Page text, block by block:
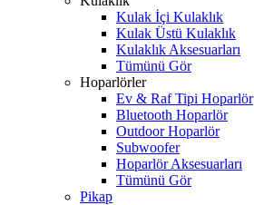
Kulak İçi Kulaklık
Kulak Üstü Kulaklık
Kulaklık Aksesuarları
Tümünü Gör
Hoparlörler
Ev & Raf Tipi Hoparlör
Bluetooth Hoparlör
Outdoor Hoparlör
Subwoofer
Hoparlör Aksesuarları
Tümünü Gör
Pikap